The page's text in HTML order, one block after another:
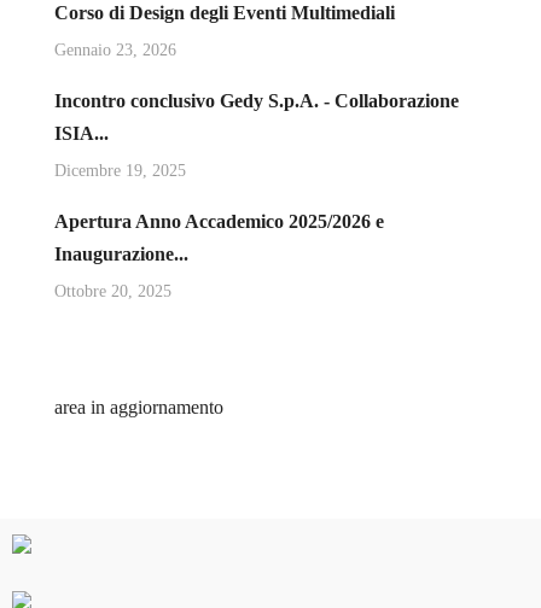
Corso di Design degli Eventi Multimediali
Gennaio 23, 2026
Incontro conclusivo Gedy S.p.A. - Collaborazione
ISIA...
Dicembre 19, 2025
Apertura Anno Accademico 2025/2026 e
Inaugurazione...
Ottobre 20, 2025
area in aggiornamento